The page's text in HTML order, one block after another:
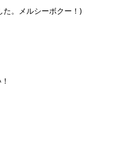
た。メルシーボクー！)